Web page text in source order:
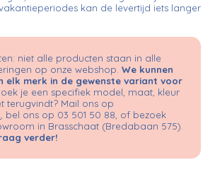
kan de levertijd iets langer
niet alle producten staan in alle
op onze webshop. We kunnen
elk merk in de gewenste variant voor
je een specifiek model, maat, kleur
terugvindt? Mail ons op
, bel ons op 03 501 50 88, of bezoek
in Brasschaat (Bredabaan 575).
verder!